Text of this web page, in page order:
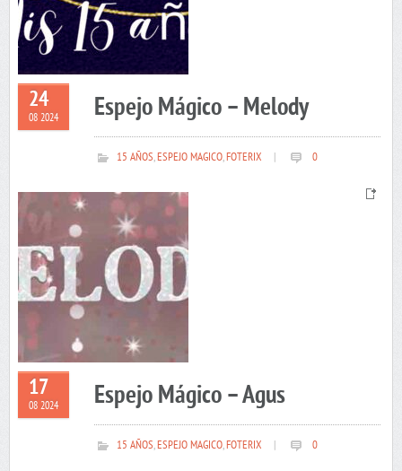
24
08 2024 Espejo Mágico – Melody
15 AÑOS,ESPEJO MAGICO,FOTERIX 0
17
08 2024 Espejo Mágico – Agus
15 AÑOS,ESPEJO MAGICO,FOTERIX 0